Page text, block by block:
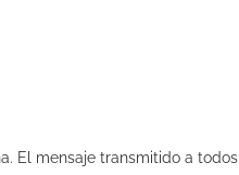
El mensaje transmitido a todos